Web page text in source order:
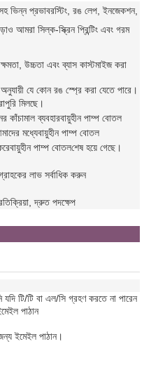
ভিন্ন প্রভাবরস্টিং, রঙ লেপ, ইনজেকশন,
আমরা সিল্ক-স্ক্রিন প্রিন্টিং এবং গরম
উচ্চতা এবং ব্যাস কাস্টমাইজ করা
যে কোন রঙ স্প্রে করা যেতে পারে।
মিলছে।
কাঁচামাল ব্যবহারবায়ুহীন পাম্প বোতল
মধ্যেবায়ুহীন পাম্প বোতল
বায়ুহীন পাম্প বোতলশেষ হয়ে গেছে।
লাভ সর্বাধিক করুন
দ্রুত পদক্ষেপ
টি/টি বা এল/সি গ্রহণ করতে না পারেন
পাঠান
ইমেইল পাঠান।